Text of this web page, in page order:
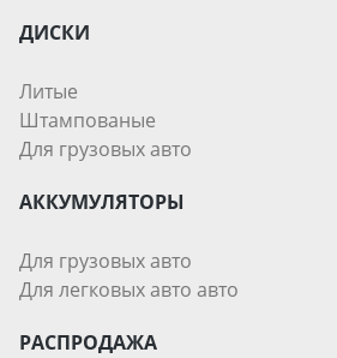
ДИСКИ
Литые
Штампованые
Для грузовых авто
АККУМУЛЯТОРЫ
Для грузовых авто
Для легковых авто авто
РАСПРОДАЖА